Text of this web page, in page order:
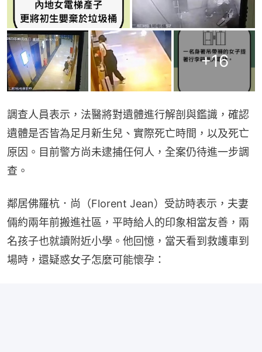
+16
調查人員表示，法醫將對遺體進行解剖與鑑識，確認
遺體是否皆為足月新生兒、實際死亡時間，以及死亡
原因。目前警方尚未逮捕任何人，全案仍待進一步調
查。
鄰居佛羅杭．尚（Florent Jean）受訪時表示，夫妻
倆約兩年前搬進社區，平時給人的印象相當友善，兩
名孩子也就讀附近小學。他回憶，當天看到救護車到
場時，還疑惑女子怎麼可能懷孕：